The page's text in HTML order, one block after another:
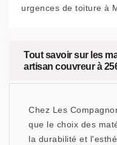
urgences de toiture à
Tout savoir sur les
artisan couvreur à
Chez Les
que le choix des
la durabilité et